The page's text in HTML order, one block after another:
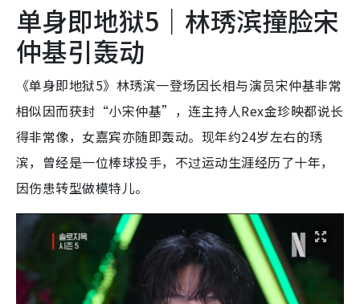
单身即地狱5｜林琇滨撞脸宋
仲基引轰动
《单身即地狱5》林琇滨一登场因长相与演员宋仲基非常
相似因而获封“小宋仲基”，连主持人Rex金珍映都说长
得非常像，女嘉宾亦随即轰动。现年约24岁左右的琇
滨，曾经是一位棒球投手，不过运动生涯经历了十年，
因伤患转型做模特儿。